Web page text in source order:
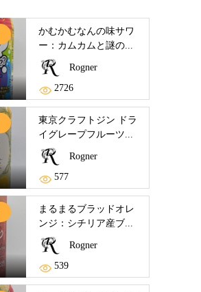
かむかむなんの味サワ
ー：カムカムと謎の...
Rogner
2726
東京クラフトジン ドラ
イグレープフルーツ...
Rogner
577
まるまるブラッドオレ
ンジ：シチリア産ブ...
Rogner
539